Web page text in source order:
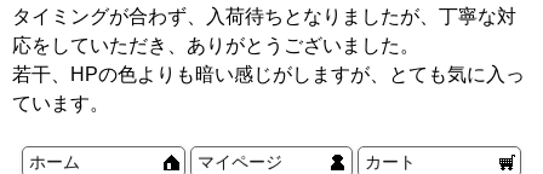
タイミングが合わず、入荷待ちとなりましたが、丁寧な対
応をしていただき、ありがとうございました。
若干、HPの色よりも暗い感じがしますが、とても気に入っ
ています。
ホーム マイページ カート